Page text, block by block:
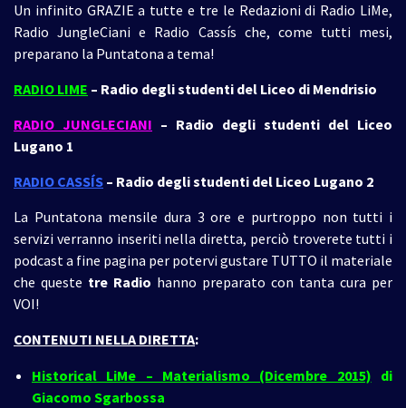
Un infinito GRAZIE a tutte e tre le Redazioni di Radio LiMe,
Radio JungleCiani e Radio Cassís che, come tutti mesi,
preparano la Puntatona a tema!
RADIO LIME – Radio degli studenti del Liceo di Mendrisio
RADIO JUNGLECIANI – Radio degli studenti del Liceo
Lugano 1
RADIO CASSÍS – Radio degli studenti del Liceo Lugano 2
La Puntatona mensile dura 3 ore e purtroppo non tutti i
servizi verranno inseriti nella diretta, perciò troverete tutti i
podcast a fine pagina per potervi gustare TUTTO il materiale
che queste tre Radio hanno preparato con tanta cura per
VOI!
CONTENUTI NELLA DIRETTA:
Historical LiMe – Materialismo (Dicembre 2015) di
Giacomo Sgarbossa